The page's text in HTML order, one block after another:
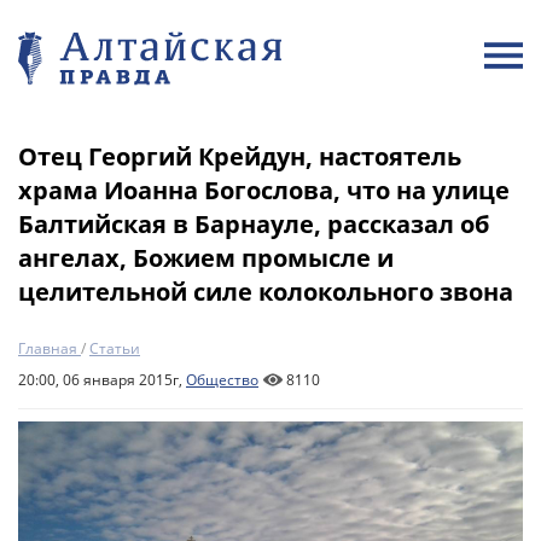
Отец Георгий Крейдун, настоятель
храма Иоанна Богослова, что на улице
Балтийская в Барнауле, рассказал об
ангелах, Божием промысле и
целительной силе колокольного звона
Главная /Статьи
20:00, 06 января 2015г, Общество 8110